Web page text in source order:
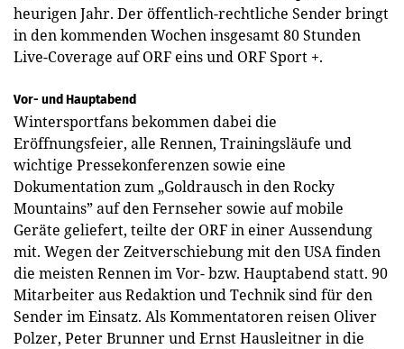
heurigen Jahr. Der öffentlich-rechtliche Sender bringt
in den kommenden Wochen insgesamt 80 Stunden
Live-Coverage auf ORF eins und ORF Sport +.
Vor- und Hauptabend
Wintersportfans bekommen dabei die
Eröffnungsfeier, alle Rennen, Trainingsläufe und
wichtige Pressekonferenzen sowie eine
Dokumentation zum „Goldrausch in den Rocky
Mountains” auf den Fernseher sowie auf mobile
Geräte geliefert, teilte der ORF in einer Aussendung
mit. Wegen der Zeitverschiebung mit den USA finden
die meisten Rennen im Vor- bzw. Hauptabend statt. 90
Mitarbeiter aus Redaktion und Technik sind für den
Sender im Einsatz. Als Kommentatoren reisen Oliver
Polzer, Peter Brunner und Ernst Hausleitner in die